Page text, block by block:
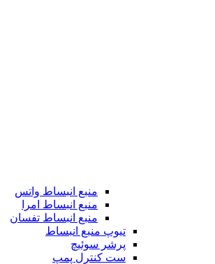
منبع انبساط واتس
منبع انبساط امرا
منبع انبساط تفسان
تیوپ منبع انبساط
پرشر سوئیچ
ست کنترل پمپ